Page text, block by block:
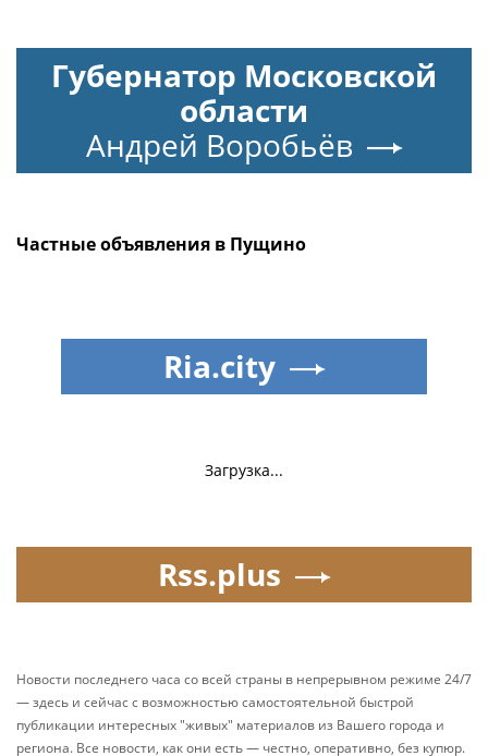
Губернатор Московской
области
Андрей Воробьёв
Частные объявления в Пущино
Загрузка...
Ria.city
Rss.plus
Новости последнего часа со всей страны в непрерывном режиме 24/7
— здесь и сейчас с возможностью самостоятельной быстрой
публикации интересных "живых" материалов из Вашего города и
региона. Все новости, как они есть — честно, оперативно, без купюр.